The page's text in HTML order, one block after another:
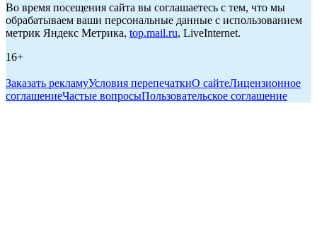
Во время посещения сайта вы соглашаетесь с тем, что мы
обрабатываем ваши персональные данные с использованием
метрик Яндекс Метрика, top.mail.ru, LiveInternet.
16+
Заказать рекламуУсловия перепечаткиО сайтеЛицензионное
соглашениеЧастые вопросыПользовательское соглашение